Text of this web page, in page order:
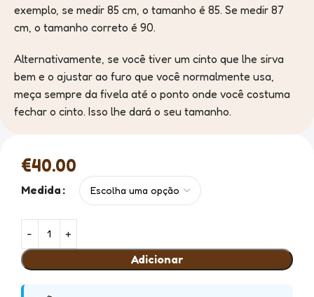
exemplo, se medir 85 cm, o tamanho é 85. Se medir 87
cm, o tamanho correto é 90.
Alternativamente, se você tiver um cinto que lhe sirva
bem e o ajustar ao furo que você normalmente usa,
meça sempre da fivela até o ponto onde você costuma
fechar o cinto. Isso lhe dará o seu tamanho.
€40.00
Medida
Adicionar